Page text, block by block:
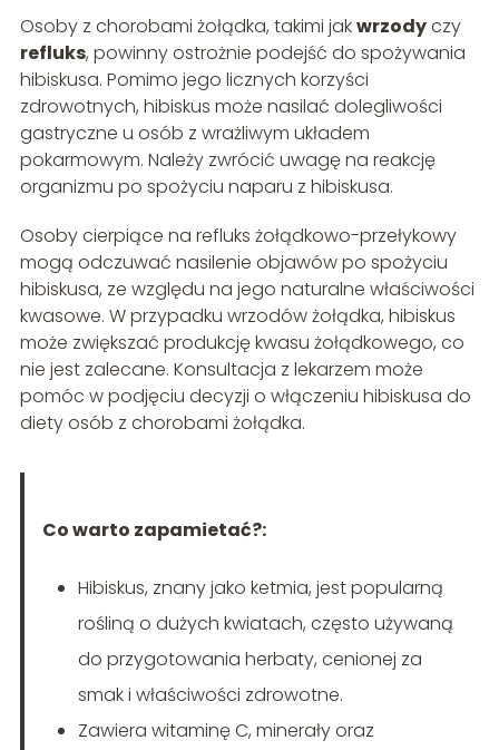
Osoby z chorobami żołądka, takimi jakwrzodyczy
refluks, powinny ostrożnie podejść do spożywania
hibiskusa. Pomimo jego licznych korzyści
zdrowotnych, hibiskus może nasilać dolegliwości
gastryczne u osób z wrażliwym układem
pokarmowym. Należy zwrócić uwagę na reakcję
organizmu po spożyciu naparu z hibiskusa.
Osoby cierpiące na refluks żołądkowo-przełykowy
mogą odczuwać nasilenie objawów po spożyciu
hibiskusa, ze względu na jego naturalne właściwości
kwasowe. W przypadku wrzodów żołądka, hibiskus
może zwiększać produkcję kwasu żołądkowego, co
nie jest zalecane. Konsultacja z lekarzem może
pomóc w podjęciu decyzji o włączeniu hibiskusa do
diety osób z chorobami żołądka.
Co warto zapamietać?:
Hibiskus, znany jako ketmia, jest popularną
rośliną o dużych kwiatach, często używaną
do przygotowania herbaty, cenionej za
smak i właściwości zdrowotne.
Zawiera witaminę C, minerały oraz